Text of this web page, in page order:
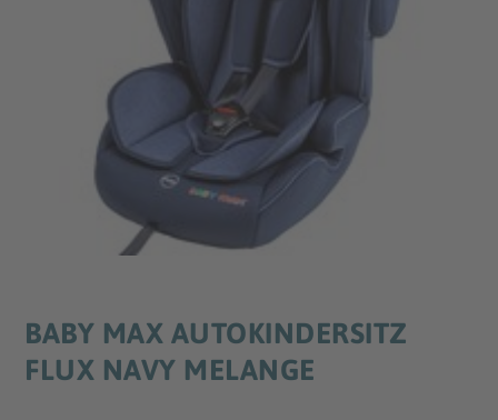
BABY MAX AUTOKINDERSITZ
FLUX NAVY MELANGE